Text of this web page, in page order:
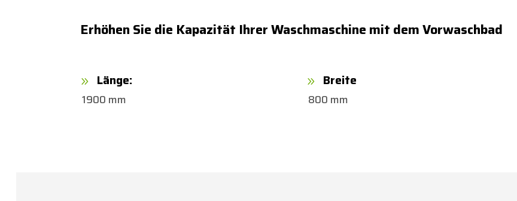
Erhöhen Sie die Kapazität Ihrer Waschmaschine mit dem Vorwaschbad
9 Länge:
1900 mm
9 Breite
800 mm